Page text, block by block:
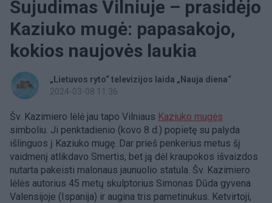
Sujudimas Vilniuje – prasidėjo
Kaziuko mugė: papasakojo,
kokios naujovės laukia
„Lietuvos ryto“ televizijos laida „Nauja diena“
2024-03-08 11:36
Šv. Kazimiero lėlė jau tapo Vilniaus Kaziuko mugės
simboliu. Ji penktadienio (kovo 8 d.) popietę su palyda
išlinguos į Kaziuko mugę. Dar prieš penkerius metus šį
vaidmenį atlikdavo Smertis, bet ją dėl kraupokos išvaizdos
nutarta pakeisti malonaus jaunuolio statula. Šv. Kazimiero
lėlės autorius 45 metų skulptorius Simonas Dūda gyvena
Valensijoje (Ispanija) ir augina tris pametinukus. Ketvirtoji,